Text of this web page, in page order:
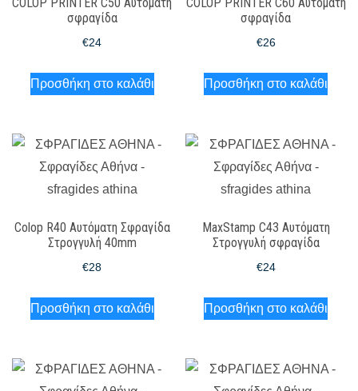
COLOP PRINTER C50 Αυτόματη
σφραγίδα
€24
Προσθήκη στο καλάθι
COLOP PRINTER C60 Αυτόματη
σφραγίδα
€26
Προσθήκη στο καλάθι
Colop R40 Αυτόματη Σφραγίδα
Στρογγυλή 40mm
€28
Προσθήκη στο καλάθι
MaxStamp C43 Αυτόματη
Στρογγυλή σφραγίδα
€24
Προσθήκη στο καλάθι